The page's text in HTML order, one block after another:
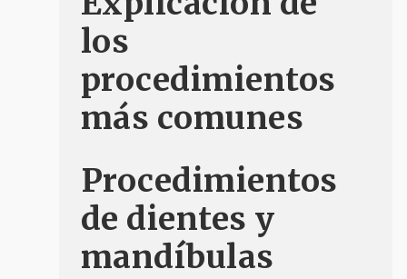
los
procedimientos
más comunes
Procedimientos
de dientes y
mandíbulas